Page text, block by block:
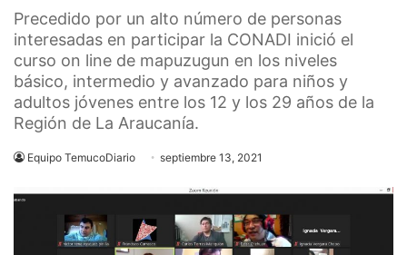
Precedido por un alto número de personas
interesadas en participar la CONADI inició el
curso on line de mapuzugun en los niveles
básico, intermedio y avanzado para niños y
adultos jóvenes entre los 12 y los 29 años de la
Región de La Araucanía.
Equipo TemucoDiario septiembre 13, 2021